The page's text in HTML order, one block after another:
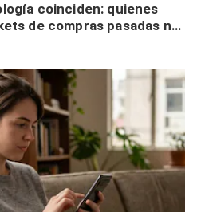
coinciden: quienes
de compras pasadas no
que tienen necesidad de